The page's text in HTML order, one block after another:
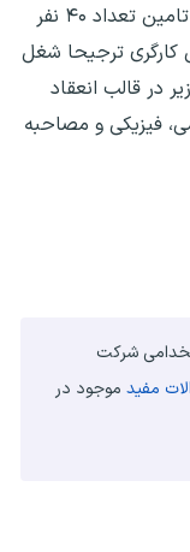
شرکت آلومینیوم ایران سهامی عام بمنظور تامین تعداد ۴۰ نفر
کارگری ترجیحا شغل
در قالب انعقاد
فیزیکی و مصاحبه
شرکت
مفید موجود در